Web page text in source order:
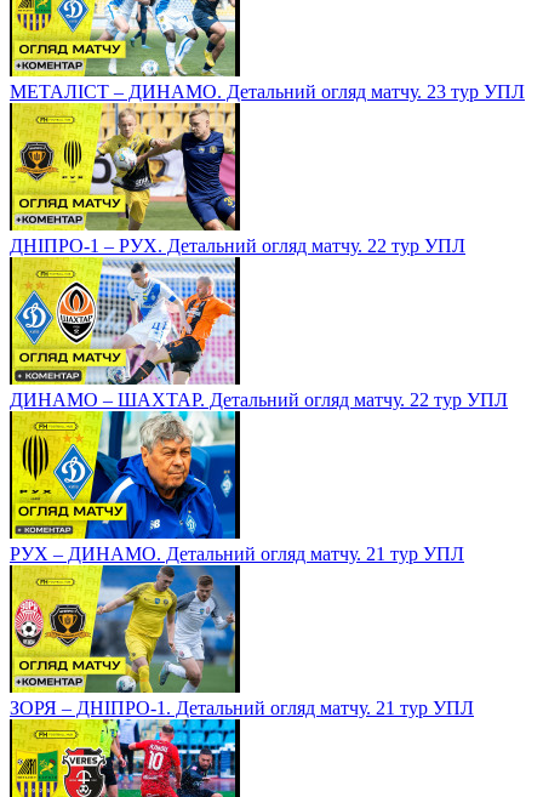
МЕТАЛІСТ – ДИНАМО. Детальний огляд матчу. 23 тур УПЛ
ДНІПРО-1 – РУХ. Детальний огляд матчу. 22 тур УПЛ
ДИНАМО – ШАХТАР. Детальний огляд матчу. 22 тур УПЛ
РУХ – ДИНАМО. Детальний огляд матчу. 21 тур УПЛ
ЗОРЯ – ДНІПРО-1. Детальний огляд матчу. 21 тур УПЛ